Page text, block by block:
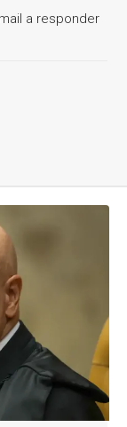
a responder